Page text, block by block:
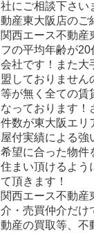
社にご相談下さい
動産東大阪店のご
関西エース不動産
フの平均年齢が
会社です！また大
盟しておりません
等が無く全ての賃
なっております！
件数が東大阪エリ
屋付実績による強
希望に合った物件
住まい頂けるよう
て頂きます！
関西エース不動産
介・売買仲介だけ
動産の買取等、不